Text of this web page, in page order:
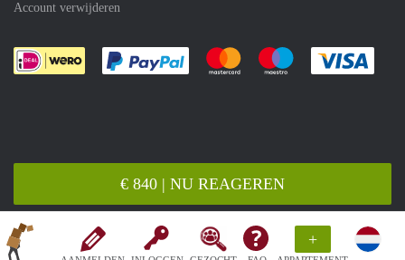
+
€ 840 | NU REAGEREN
Account verwijderen
Je rekent gemakkelijk af met Paypal
Je rekent gemakkelijk af met
Je rekent